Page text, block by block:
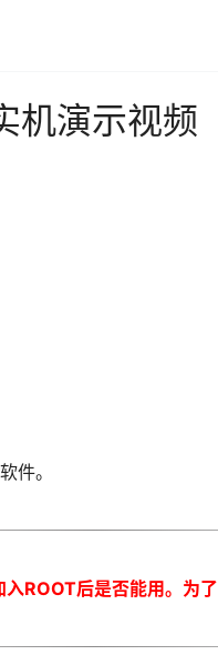
机演示视频
件。
ROOT后是否能用。为